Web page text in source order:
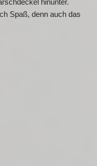
hinunter.
Spaß, denn auch das